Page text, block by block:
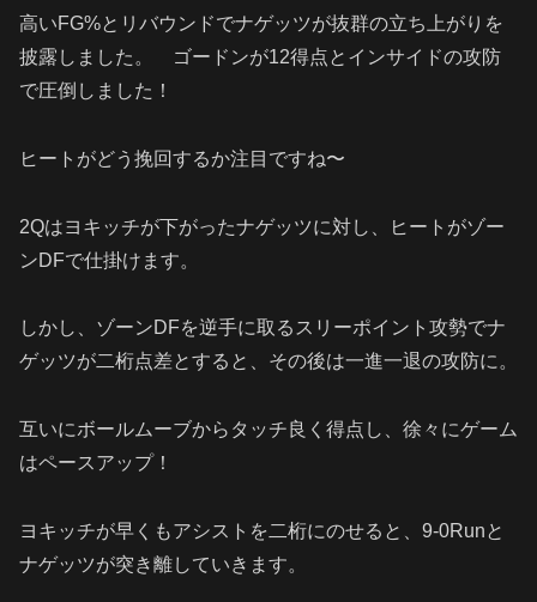
高いFG%とリバウンドでナゲッツが抜群の立ち上がりを
披露しました。 ゴードンが12得点とインサイドの攻防
で圧倒しました！
ヒートがどう挽回するか注目ですね〜
2Qはヨキッチが下がったナゲッツに対し、ヒートがゾー
ンDFで仕掛けます。
しかし、ゾーンDFを逆手に取るスリーポイント攻勢でナ
ゲッツが二桁点差とすると、その後は一進一退の攻防に。
互いにボールムーブからタッチ良く得点し、徐々にゲーム
はペースアップ！
ヨキッチが早くもアシストを二桁にのせると、 9-0Runと
ナゲッツが突き離していきます。